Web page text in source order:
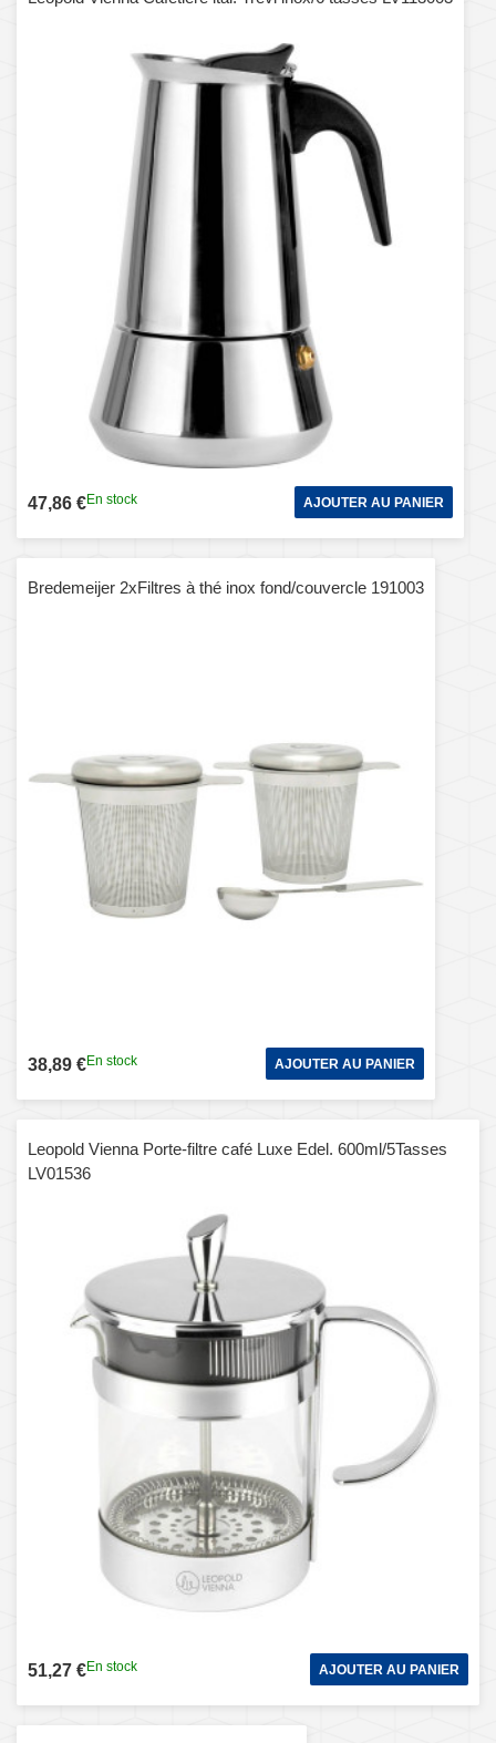
47,86 €En stock AJOUTER AU PANIER
Bredemeijer 2xFiltres à thé inox fond/couvercle 191003
38,89 €En stock AJOUTER AU PANIER
Leopold Vienna Porte-filtre café Luxe Edel. 600ml/5Tasses
LV01536
51,27 €En stock AJOUTER AU PANIER